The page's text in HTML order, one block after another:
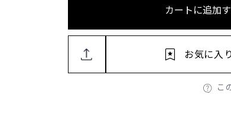
カートに追加
こ
お気に入